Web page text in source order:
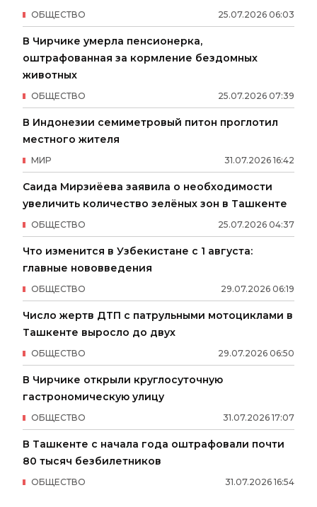
25.07.2026 06:03
ОБЩЕСТВО
В Чирчике умерла пенсионерка,
оштрафованная за кормление бездомных
животных
25.07.2026 07:39
ОБЩЕСТВО
В Индонезии семиметровый питон проглотил
местного жителя
31.07.2026 16:42
МИР
Саида Мирзиёева заявила о необходимости
увеличить количество зелёных зон в Ташкенте
25.07.2026 04:37
ОБЩЕСТВО
Что изменится в Узбекистане с 1 августа:
главные нововведения
29.07.2026 06:19
ОБЩЕСТВО
Число жертв ДТП с патрульными мотоциклами в
Ташкенте выросло до двух
29.07.2026 06:50
ОБЩЕСТВО
В Чирчике открыли круглосуточную
гастрономическую улицу
31.07.2026 17:07
ОБЩЕСТВО
В Ташкенте с начала года оштрафовали почти
80 тысяч безбилетников
31.07.2026 16:54
ОБЩЕСТВО